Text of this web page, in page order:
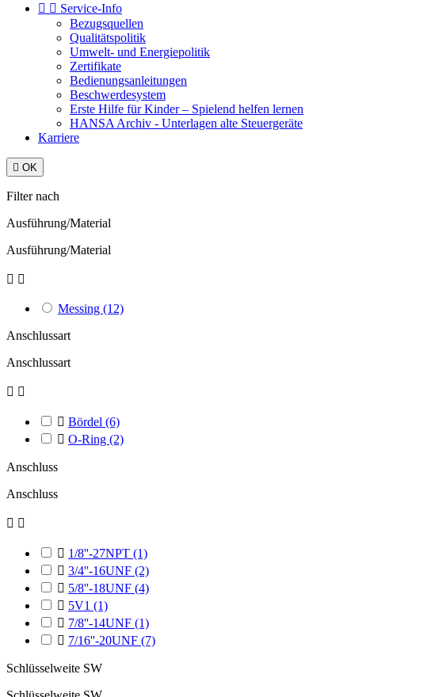
  Service-Info
Bezugsquellen
Qualitätspolitik
Umwelt- und Energiepolitik
Zertifikate
Bedienungsanleitungen
Beschwerdesystem
Erste Hilfe für Kinder – Spielend helfen lernen
HANSA Archiv - Unterlagen alte Steuergeräte
Karriere
 OK
Filter nach
Ausführung/Material
Ausführung/Material
 
Messing (12)
Anschlussart
Anschlussart
 
 Bördel (6)
 O-Ring (2)
Anschluss
Anschluss
 
 1/8''-27NPT (1)
 3/4''-16UNF (2)
 5/8''-18UNF (4)
 5V1 (1)
 7/8''-14UNF (1)
 7/16''-20UNF (7)
Schlüsselweite SW